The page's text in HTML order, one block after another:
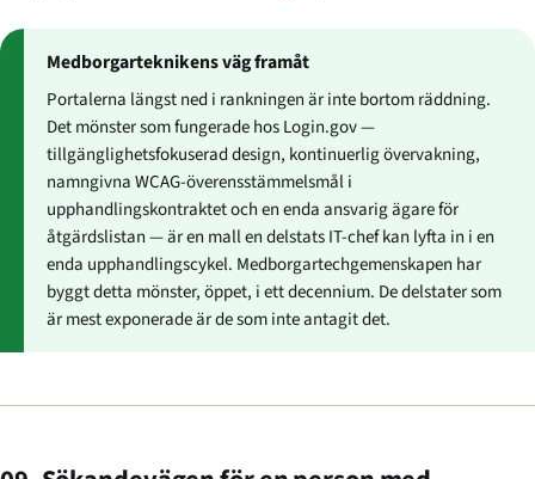
Medborgarteknikens väg framåt
Portalerna längst ned i rankningen är inte bortom räddning.
Det mönster som fungerade hos Login.gov —
tillgänglighetsfokuserad design, kontinuerlig övervakning,
namngivna WCAG-överensstämmelsmål i
upphandlingskontraktet och en enda ansvarig ägare för
åtgärdslistan — är en mall en delstats IT-chef kan lyfta in i en
enda upphandlingscykel. Medborgartechgemenskapen har
byggt detta mönster, öppet, i ett decennium. De delstater som
är mest exponerade är de som inte antagit det.